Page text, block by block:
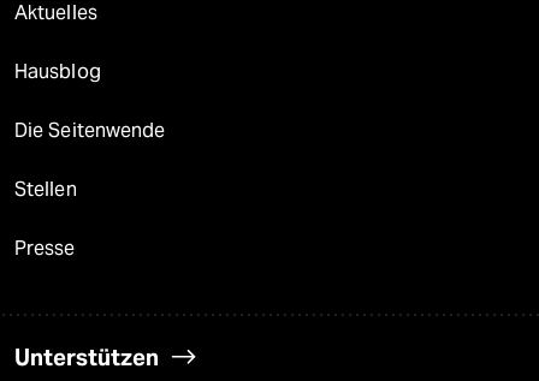
Aktuelles
Hausblog
Die Seitenwende
Stellen
Presse
Unterstützen